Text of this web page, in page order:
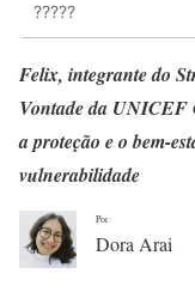
?????
Felix, integrante do
Vontade da UNICEF
a proteção e o bem-
vulnerabilidade
Por:
Dora Arai